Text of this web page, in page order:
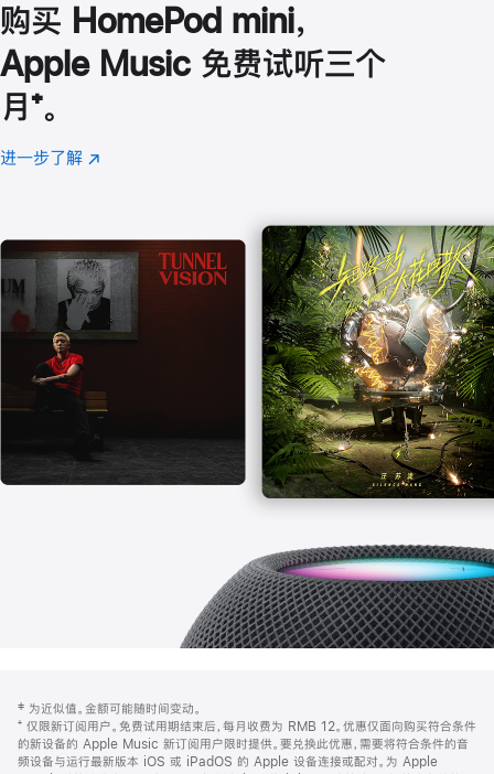
购买 HomePod mini，
Apple Music 免费试听三个
月 脚
注
⁺。
进一步了解 Apple
(在
口
中
打
开)
页
页
注
‡ 为近似值。金额可能随时间变动。
⁺ 仅限新订阅用户。免费试用期结束后，每月收费为 RMB 12。优惠仅面向购买符合条件
的新设备的 Apple Music 新订阅用户限时提供。要兑换此优惠，需要将符合条件的音
频设备与运行最新版本 iOS 或 iPadOS 的 Apple 设备连接或配对。为 Apple